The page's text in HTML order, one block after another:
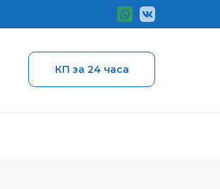
КП за 24 часа